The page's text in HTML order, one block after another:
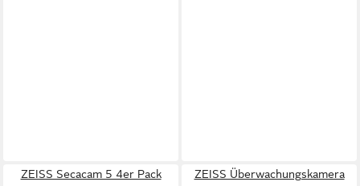
ZEISS Secacam 5 4er Pack
ZEISS Überwachungskamera